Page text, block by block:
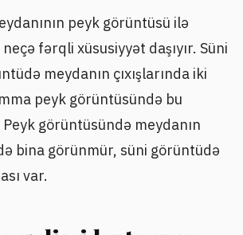
peyk görüntüsü ilə
fərqli xüsusiyyət daşıyır. Süni
meydanın çıxışlarında iki
peyk görüntüsündə bu
görüntüsündə meydanın
bina görünmür, süni görüntüdə
var.